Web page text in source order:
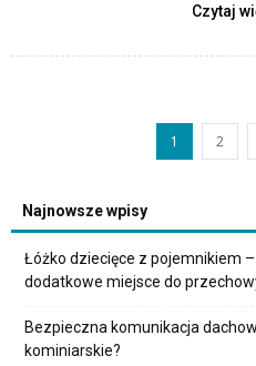
Czytaj
1 2
Najnowsze wpisy
Łóżko dziecięce z pojemnikiem
dodatkowe miejsce do
Bezpieczna komunikacja
kominiarskie?